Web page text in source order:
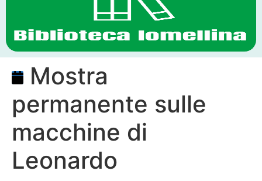
Mostra
permanente sulle
macchine di
Leonardo